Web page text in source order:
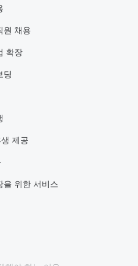
원 채용
확장
딩
제공
을 위한 서비스